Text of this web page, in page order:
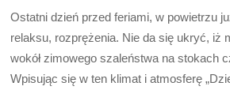
Ostatni dzień przed feriami, w powietrzu
relaksu, rozprężenia. Nie da się ukryć, iż
wokół zimowego szaleństwa na stokach
Wpisując się w ten klimat i atmosferę